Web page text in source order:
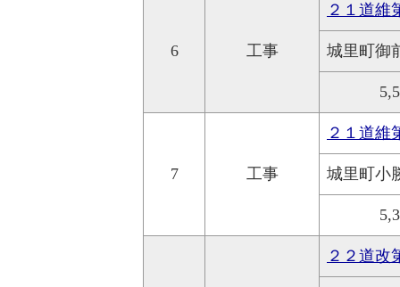
6 工事
２１道維
城里町御
7 工事
２１道維
城里町小
２２道改